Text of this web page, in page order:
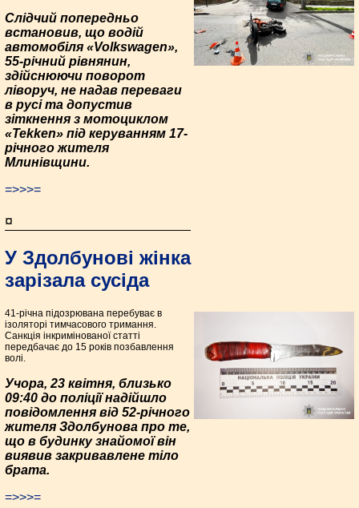
Слідчий попередньо
встановив, що водій
автомобіля «Volkswagen»,
55-річний рівнянин,
здійснюючи поворот
ліворуч, не надав переваги
в русі та допустив
зіткнення з мотоциклом
«Tekken» під керуванням 17-
річного жителя
Млинівщини.
=>>>=
¤
У Здолбунові жінка
зарізала сусіда
41-річна підозрювана перебуває в
ізоляторі тимчасового тримання.
Санкція інкримінованої статті
передбачає до 15 років позбавлення
волі.
Учора, 23 квітня, близько
09:40 до поліції надійшло
повідомлення від 52-річного
жителя Здолбунова про те,
що в будинку знайомої він
виявив закривавлене тіло
брата.
=>>>=